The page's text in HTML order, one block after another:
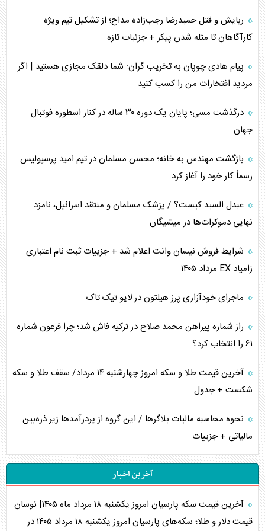
تحلیل جامع پدیده تراستی‌ها
تأثیر جنگ ایران و آمریکا بر اقتصاد جهانی
تخریب پل‌ها در اوکراین و فروپاشی روایت دوگانه غرب
اربعین، کابوس مشترک تل‌آویو-واشنگتن
ربایش و قتل حمیدرضا رجب‌زاده مداح؛ از تشکیل تیم ویژه
کارآگاهان تا مثله شدن پیکر + جزئیات تازه
پیام هادی چوپان به تخریب گران: شما دلقک مجازی هستید | اگر
مردید افتخارات من را کسب کنید
درگذشت مسی؛ پایان یک دوره ۳۰ ساله در کنار اسطوره فوتبال
جهان
بازگشت مهندس به خانه؛ محسن مسلمان در تیم امید پرسپولیس
رسماً کار خود را آغاز کرد
عبدل السید کیست؟ / پزشک مسلمان و منتقد اسرائیل، نامزد
نهایی دموکرات‌ها در میشیگان
شرایط فروش نیسان وانت اعلام شد + جزییات ثبت نام اعتباری
زامیاد EX مرداد ۱۴۰۵
ماجرای خودآزاری پرز هیلتون در لایو تیک تاک
راز شماره پیراهن محمد صلاح در ترکیه فاش شد؛ چرا فرعون شماره
۶۱ را انتخاب کرد؟
آخرین قیمت طلا و سکه امروز چهارشنبه ۱۴ مرداد/ سقف طلا و سکه
شکست + جدول
نحوه محاسبه مالیات بلاگر‌ها / این گروه از پردرآمد‌ها زیر ذره‌بین
مالیاتی + جزییات
آخرین اخبار
آخرین قیمت سکه پارسیان امروز یکشنبه ۱۸ مرداد ماه ۱۴۰۵| نوسان
قیمت دلار و طلا؛ سکه‌های پارسیان امروز یکشنبه ۱۸ مرداد ۱۴۰۵ در